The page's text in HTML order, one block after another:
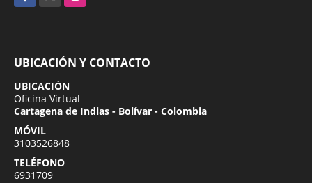
UBICACIÓN Y CONTACTO
UBICACIÓN
Oficina Virtual
Cartagena de Indias - Bolívar - Colombia
MÓVIL
3103526848
TELÉFONO
6931709